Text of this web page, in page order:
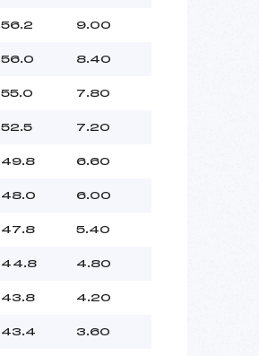
56.2 9.00
56.0 8.40
55.0 7.80
52.5 7.20
49.8 6.60
48.0 6.00
47.8 5.40
44.8 4.80
43.8 4.20
43.4 3.60